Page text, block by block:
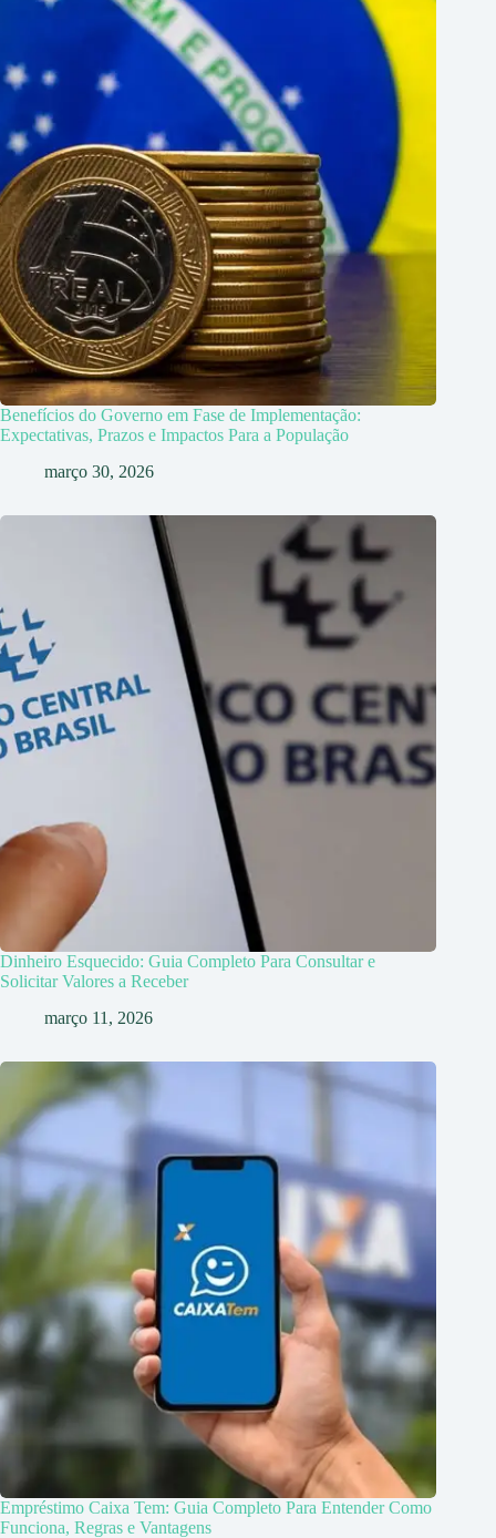
Benefícios do Governo em Fase de Implementação:
Expectativas, Prazos e Impactos Para a População
março 30, 2026
Dinheiro Esquecido: Guia Completo Para Consultar e
Solicitar Valores a Receber
março 11, 2026
Empréstimo Caixa Tem: Guia Completo Para Entender Como
Funciona, Regras e Vantagens